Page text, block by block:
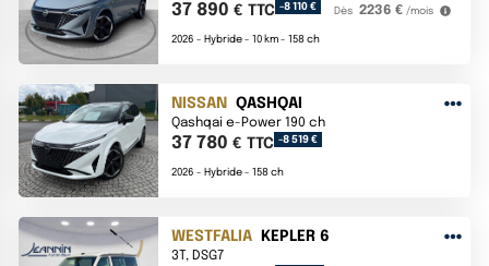
37 890 € TTC -8 110 € Dès 2236 € /mois
2026 - Hybride - 10 km - 158 ch
NISSAN QASHQAI
Qashqai e-Power 190 ch
37 780 € TTC -8 519 €
2026 - Hybride - 158 ch
WESTFALIA KEPLER 6
3T, DSG7